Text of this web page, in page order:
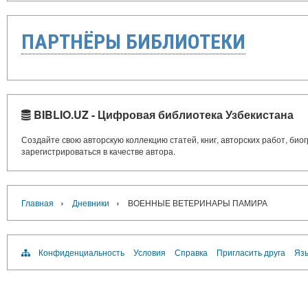
ПАРТНЁРЫ БИБЛИОТЕКИ
BIBLIO.UZ - Цифровая библиотека Узбекистана
Создайте свою авторскую коллекцию статей, книг, авторских работ,
зарегистрироваться в качестве автора.
Главная › Дневники › ВОЕННЫЕ ВЕТЕРИНАРЫ ПАМИРА
Конфиденциальность Условия Справка Пригласить друга